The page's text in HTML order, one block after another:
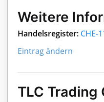
Weitere
Handelsregister: CHE-
Eintrag ändern
TLC Trading